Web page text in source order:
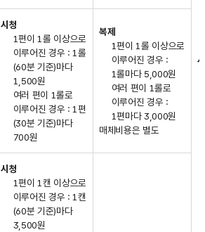
시청
1편이 1롤 이상으로
이루어진 경우 : 1롤
(60분 기준)마다
1,500원
여러 편이 1롤로
이루어진 경우 : 1편
(30분 기준)마다
700원
복제
1편이 1롤 이상으로
이루어진 경우 :
1롤마다 5,000원
여러 편이 1롤로
이루어진 경우 :
1편마다 3,000원
매체비용은 별도
시청
1편이 1캔 이상으로
이루어진 경우 : 1캔
(60분 기준)마다
3,500원